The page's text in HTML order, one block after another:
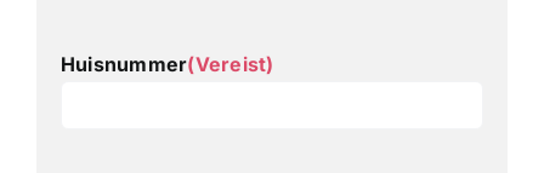
Huisnummer(Vereist)